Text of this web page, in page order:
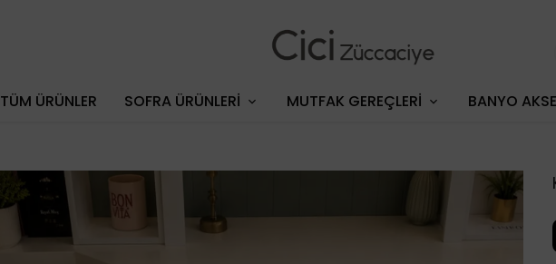
TÜM ÜRÜNLER SOFRA ÜRÜNLERİ MUTFAK GEREÇLERİ BANYO